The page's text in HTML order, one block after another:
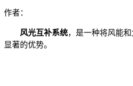
作者：
风光互补系统，是一种将风能
显著的优势。